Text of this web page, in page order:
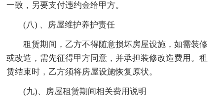
一致，另要支付违约金给甲方。
(八) 、房屋维护养护责任
租赁期间，乙方不得随意损坏房屋设施，如需装修
或改造，需先征得甲方同意，并承担装修改造费用。租
赁结束时，乙方须将房屋设施恢复原状。
(九)、房屋租赁期间相关费用说明